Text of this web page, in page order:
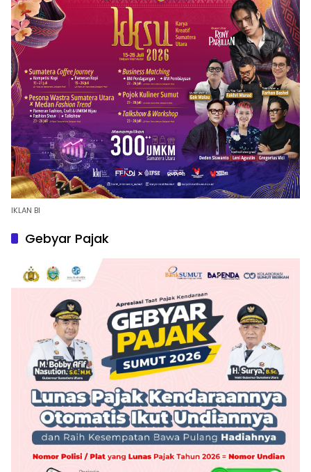
IKLAN BI
Gebyar Pajak